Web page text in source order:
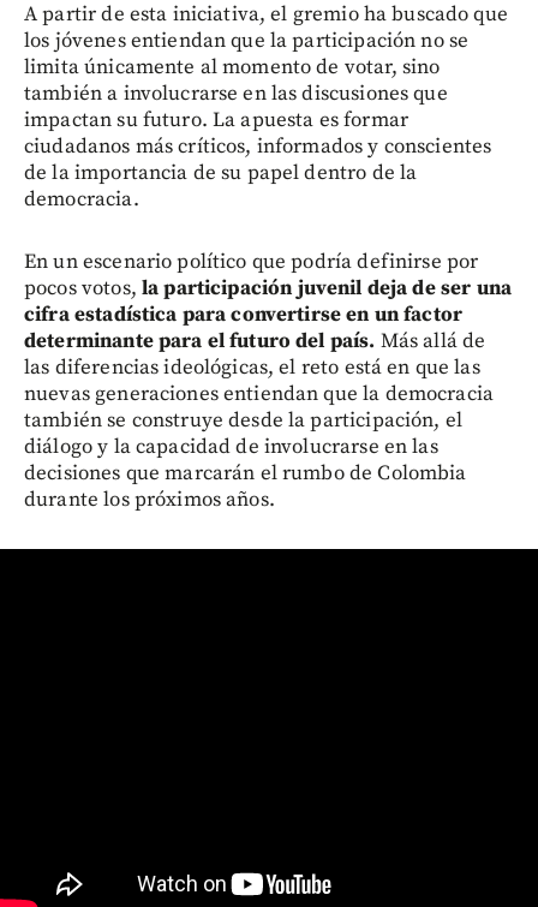
A partir de esta iniciativa, el gremio ha buscado que
los jóvenes entiendan que la participación no se
limita únicamente al momento de votar, sino
también a involucrarse en las discusiones que
impactan su futuro. La apuesta es formar
ciudadanos más críticos, informados y conscientes
de la importancia de su papel dentro de la
democracia.
En un escenario político que podría definirse por
pocos votos, la participación juvenil deja de ser una
cifra estadística para convertirse en un factor
determinante para el futuro del país. Más allá de
las diferencias ideológicas, el reto está en que las
nuevas generaciones entiendan que la democracia
también se construye desde la participación, el
diálogo y la capacidad de involucrarse en las
decisiones que marcarán el rumbo de Colombia
durante los próximos años.